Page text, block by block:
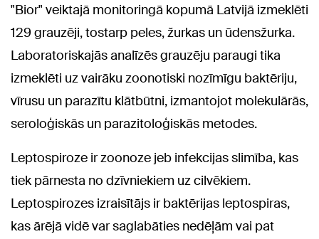
"Bior" veiktajā monitoringā kopumā Latvijā izmeklēti
129 grauzēji, tostarp peles, žurkas un ūdensžurka.
Laboratoriskajās analīzēs grauzēju paraugi tika
izmeklēti uz vairāku zoonotiski nozīmīgu baktēriju,
vīrusu un parazītu klātbūtni, izmantojot molekulārās,
seroloģiskās un parazitoloģiskās metodes.
Leptospiroze ir zoonoze jeb infekcijas slimība, kas
tiek pārnesta no dzīvniekiem uz cilvēkiem.
Leptospirozes izraisītājs ir baktērijas leptospiras,
kas ārējā vidē var saglabāties nedēļām vai pat